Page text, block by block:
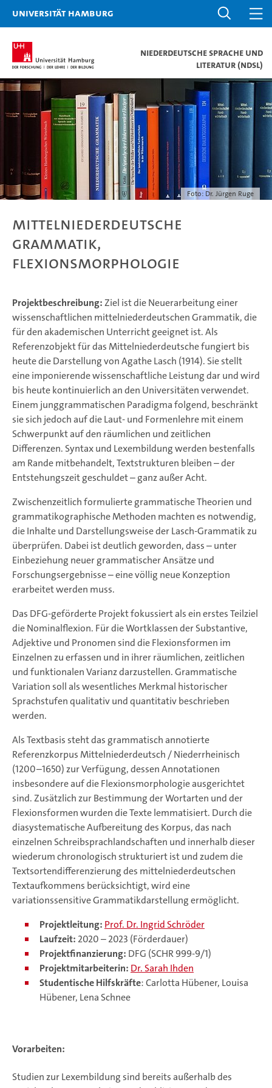
Universität Hamburg
Niederdeutsche Sprache und
Literatur (NdSL)
Foto: Dr. Jürgen Ruge
Mittelniederdeutsche
Grammatik,
Flexionsmorphologie
Projektbeschreibung:Ziel ist die Neuerarbeitung einer
wissenschaftlichen mittelniederdeutschen Grammatik, die
für den akademischen Unterricht geeignet ist. Als
Referenzobjekt für das Mittelniederdeutsche fungiert bis
heute die Darstellung von Agathe Lasch (1914). Sie stellt
eine imponierende wissenschaftliche Leistung dar und wird
bis heute kontinuierlich an den Universitäten verwendet.
Einem junggrammatischen Paradigma folgend, beschränkt
sie sich jedoch auf die Laut- und Formenlehre mit einem
Schwerpunkt auf den räumlichen und zeitlichen
Differenzen. Syntax und Lexembildung werden bestenfalls
am Rande mitbehandelt, Textstrukturen bleiben – der
Entstehungszeit geschuldet – ganz außer Acht.
Zwischenzeitlich formulierte grammatische Theorien und
grammatikographische Methoden machten es notwendig,
die Inhalte und Darstellungsweise der Lasch-Grammatik zu
überprüfen. Dabei ist deutlich geworden, dass – unter
Einbeziehung neuer grammatischer Ansätze und
Forschungsergebnisse – eine völlig neue Konzeption
erarbeitet werden muss.
Das DFG-geförderte Projekt fokussiert als ein erstes Teilziel
die Nominalflexion. Für die Wortklassen der Substantive,
Adjektive und Pronomen sind die Flexionsformen im
Einzelnen zu erfassen und in ihrer räumlichen, zeitlichen
und funktionalen Varianz darzustellen. Grammatische
Variation soll als wesentliches Merkmal historischer
Sprachstufen qualitativ und quantitativ beschrieben
werden.
Als Textbasis steht das grammatisch annotierte
Referenzkorpus Mittelniederdeutsch / Niederrheinisch
(1200–1650) zur Verfügung, dessen Annotationen
insbesondere auf die Flexionsmorphologie ausgerichtet
sind. Zusätzlich zur Bestimmung der Wortarten und der
Flexionsformen wurden die Texte lemmatisiert. Durch die
diasystematische Aufbereitung des Korpus, das nach
einzelnen Schreibsprachlandschaften und innerhalb dieser
wiederum chronologisch strukturiert ist und zudem die
Textsortendifferenzierung des mittelniederdeutschen
Textaufkommens berücksichtigt, wird eine
variationssensitive Grammatikdarstellung ermöglicht.
Projektleitung: Prof. Dr. Ingrid Schröder
Laufzeit: 2020 – 2023 (Förderdauer)
Projektfinanzierung: DFG (SCHR 999-9/1)
Projektmitarbeiterin: Dr. Sarah Ihden
Studentische Hilfskräfte: Carlotta Hübener, Louisa
Hübener, Lena Schnee
Vorarbeiten:
Studien zur Lexembildung sind bereits außerhalb des